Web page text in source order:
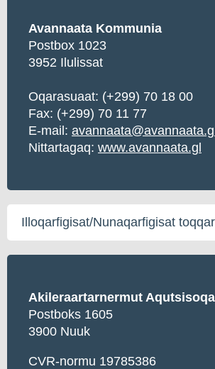
Avannaata Kommunia
Postbox 1023
3952 Ilulissat
Oqarasuaat: (+299) 70 18 00
Fax: (+299) 70 11 77
E-mail:
Nittartagaq: www.avannaata.gl
Illoqarfigisat/Nunaqarfigisat
toqqaruk
Akileraartarnermut
Postboks 1605
3900 Nuuk
CVR-normu 19785386